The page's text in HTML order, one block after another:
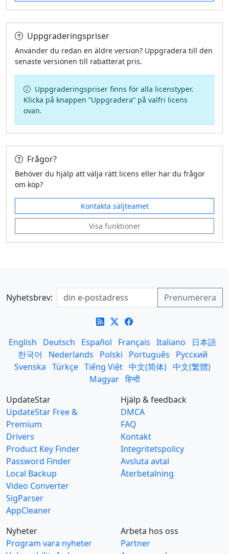
Uppgraderingspriser
Använder du redan en äldre version? Uppgradera till den
senaste versionen till rabatterat pris.
Uppgraderingspriser finns för alla licenstyper.
Klicka på knappen ”Uppgradera” på valfri licens
ovan.
Frågor?
Behöver du hjälp att välja rätt licens eller har du frågor
om köp?
Kontakta säljteamet
Visa funktioner
Nyhetsbrev:
English Deutsch Español Français Italiano
日本語
한국어
Nederlands Polski Português
Русский
Svenska Türkçe Tiếng Việt 中文(简体) 中文(繁體)
Magyar हिन्दी
UpdateStar
UpdateStar Free &
Premium
Drivers
Product Key Finder
Password Finder
Local Backup
Video Converter
SigParser
AppCleaner
Hjälp & feedback
DMCA
FAQ
Kontakt
Integritetspolicy
Avsluta avtal
Återbetalning
Nyheter
Program vara nyheter
Arbeta hos oss
Partner